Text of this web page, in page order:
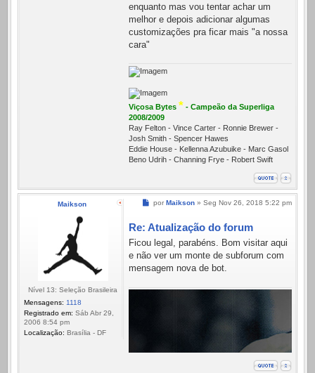
enquanto mas vou tentar achar um
melhor e depois adicionar algumas
customizações pra ficar mais "a nossa
cara"
Viçosa Bytes * - Campeão da Superliga
2008/2009
Ray Felton - Vince Carter - Ronnie Brewer -
Josh Smith - Spencer Hawes
Eddie House - Kellenna Azubuike - Marc Gasol
Beno Udrih - Channing Frye - Robert Swift
Maikson
Nível 13: Seleção Brasileira
Mensagens: 1118
Registrado em: Sáb Abr 29,
2006 8:54 pm
Localização: Brasília - DF
Mensagem
por Maikson » Seg Nov 26, 2018 5:22 pm
Re: Atualização do forum
Ficou legal, parabéns. Bom visitar aqui
e não ver um monte de subforum com
mensagem nova de bot.